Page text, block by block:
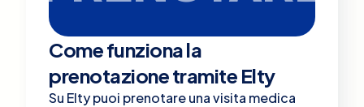
Come funziona la
prenotazione tramite Elty
Su Elty puoi prenotare una visita medica